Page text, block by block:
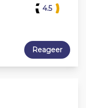
4.5
Reageer